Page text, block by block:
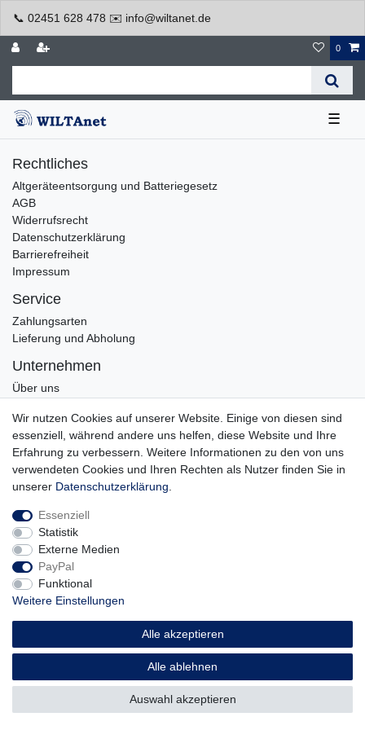
📞 02451 628 478 ✉️ info@wiltanet.de
0
☰
Rechtliches
Altgeräteentsorgung und Batteriegesetz
AGB
Widerrufsrecht
Datenschutzerklärung
Barrierefreiheit
Impressum
Service
Zahlungsarten
Lieferung und Abholung
Unternehmen
Über uns
Kontakt
Vertrag widerrufen
Wir nutzen Cookies auf unserer Website. Einige von diesen sind
essenziell, während andere uns helfen, diese Website und Ihre
Erfahrung zu verbessern. Weitere Informationen zu den von uns
verwendeten Cookies und Ihren Rechten als Nutzer finden Sie in
unserer Daten­schutz­erklärung
Essenziell
Statistik
Externe Medien
PayPal
Funktional
Weitere Einstellungen
Alle akzeptieren
Alle ablehnen
Auswahl akzeptieren